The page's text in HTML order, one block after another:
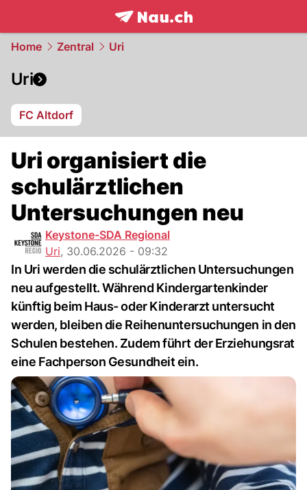
frontpage.NAU.ch
Home Zentral Uri
Uri
FC Altdorf
Uri organisiert die
schulärztlichen
Untersuchungen neu
Keystone-SDA Regional
Uri, 30.06.2026 - 09:32
In Uri werden die schulärztlichen Untersuchungen
neu aufgestellt. Während Kindergartenkinder
künftig beim Haus- oder Kinderarzt untersucht
werden, bleiben die Reihenuntersuchungen in den
Schulen bestehen. Zudem führt der Erziehungsrat
eine Fachperson Gesundheit ein.